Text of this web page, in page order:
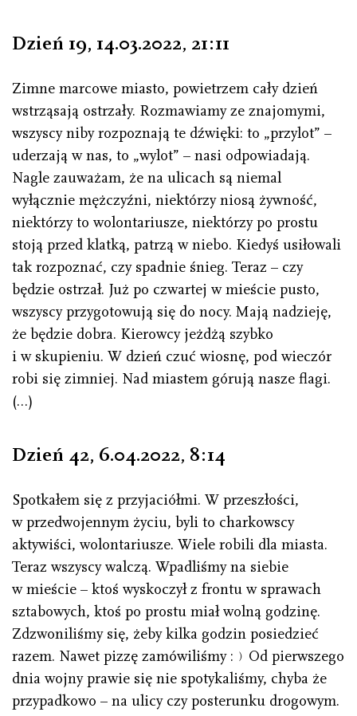
Dzień 19, 14.03.2022, 21 : 11
Zimne marcowe miasto, powietrzem cały dzień
wstrząsają ostrzały. Rozmawiamy ze znajomymi,
wszyscy niby rozpoznają te dźwięki: to „przylot” –
uderzają w nas, to „wylot” – nasi odpowiadają.
Nagle zauważam, że na ulicach są niemal
wyłącznie mężczyźni, niektórzy niosą żywność,
niektórzy to wolontariusze, niektórzy po prostu
stoją przed klatką, patrzą w niebo. Kiedyś usiłowali
tak rozpoznać, czy spadnie śnieg. Teraz – czy
będzie ostrzał. Już po czwartej w mieście pusto,
wszyscy przygotowują się do nocy. Mają nadzieję,
że będzie dobra. Kierowcy jeżdżą szybko
i w skupieniu. W dzień czuć wiosnę, pod wieczór
robi się zimniej. Nad miastem górują nasze flagi.
(…)
Dzień 42, 6.04.2022, 8 : 14
Spotkałem się z przyjaciółmi. W przeszłości,
w przedwojennym życiu, byli to charkowscy
aktywiści, wolontariusze. Wiele robili dla miasta.
Teraz wszyscy walczą. Wpadliśmy na siebie
w mieście – ktoś wyskoczył z frontu w sprawach
sztabowych, ktoś po prostu miał wolną godzinę.
Zdzwoniliśmy się, żeby kilka godzin posiedzieć
razem. Nawet pizzę zamówiliśmy :﹚Od pierwszego
dnia wojny prawie się nie spotykaliśmy, chyba że
przypadkowo – na ulicy czy posterunku drogowym.